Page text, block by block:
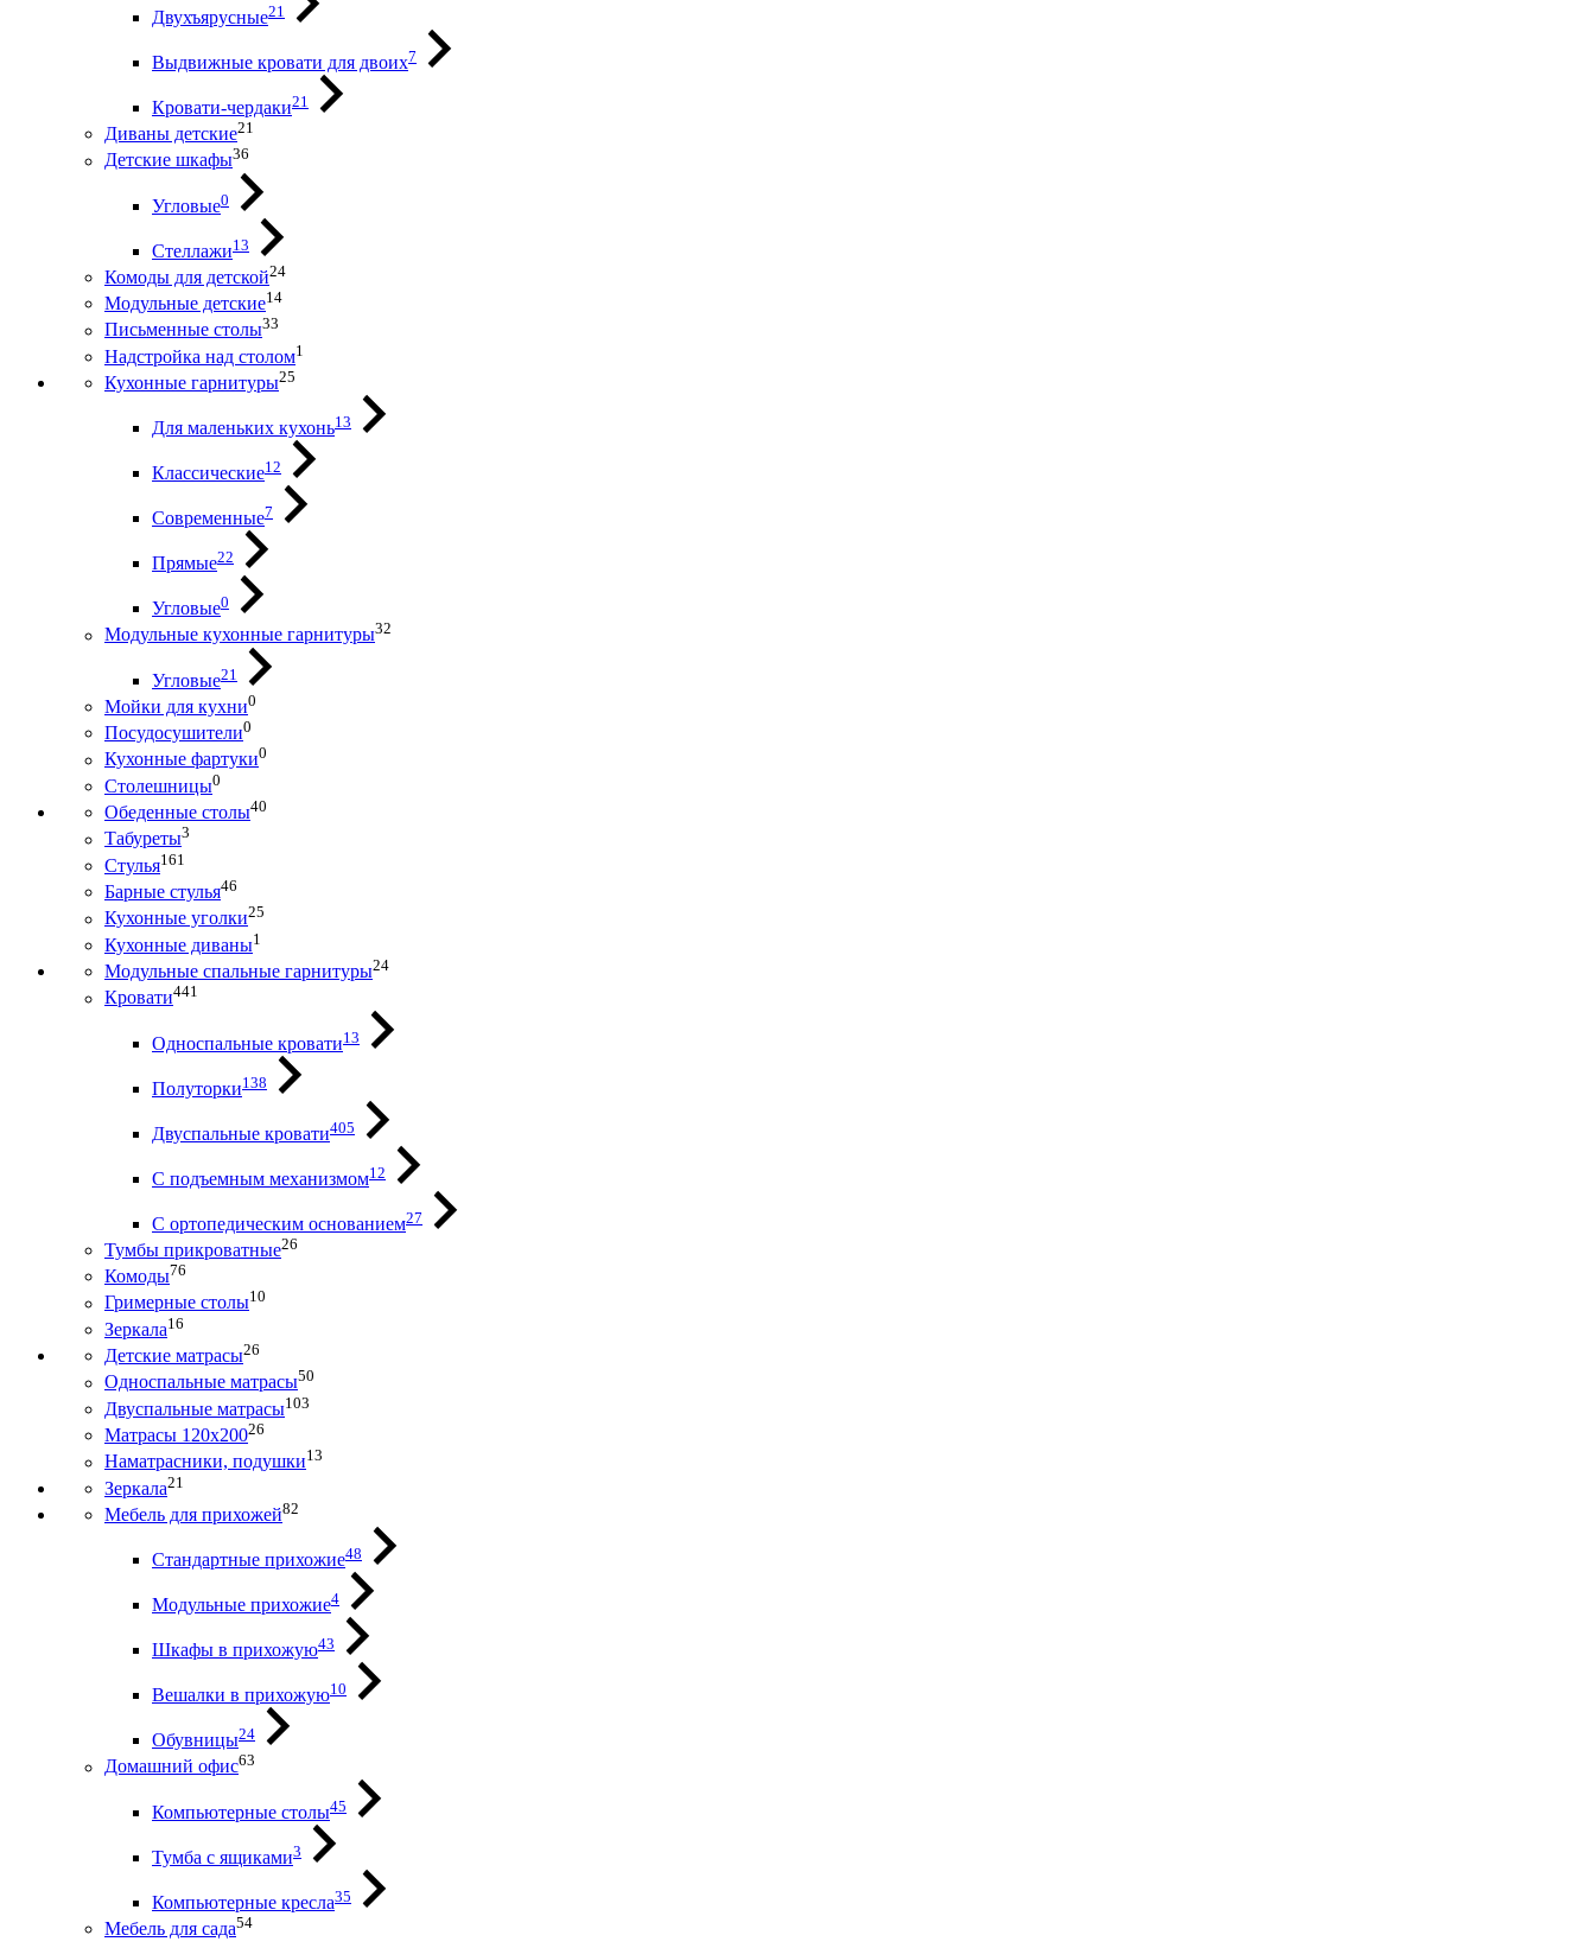
Двухъярусные21
Выдвижные кровати для двоих7
Кровати-чердаки21
Диваны детские21
Детские шкафы36
Угловые0
Стеллажи13
Комоды для детской24
Модульные детские14
Письменные столы33
Надстройка над столом1
Кухонные гарнитуры25
Для маленьких кухонь13
Классические12
Современные7
Прямые22
Угловые0
Модульные кухонные гарнитуры32
Угловые21
Мойки для кухни0
Посудосушители0
Кухонные фартуки0
Столешницы0
Обеденные столы40
Табуреты3
Стулья161
Барные стулья46
Кухонные уголки25
Кухонные диваны1
Модульные спальные гарнитуры24
Кровати441
Односпальные кровати13
Полуторки138
Двуспальные кровати405
С подъемным механизмом12
С ортопедическим основанием27
Тумбы прикроватные26
Комоды76
Гримерные столы10
Зеркала16
Детские матрасы26
Односпальные матрасы50
Двуспальные матрасы103
Матрасы 120х20026
Наматрасники, подушки13
Зеркала21
Мебель для прихожей82
Стандартные прихожие48
Модульные прихожие4
Шкафы в прихожую43
Вешалки в прихожую10
Обувницы24
Домашний офис63
Компьютерные столы45
Тумба с ящиками3
Компьютерные кресла35
Мебель для сада54